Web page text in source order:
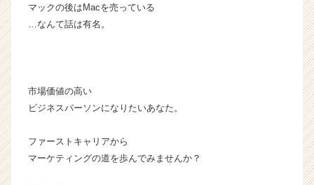
マックの後はMacを売っている
…なんて話は有名。
市場価値の高い
ビジネスパーソンになりたいあなた。
ファーストキャリアから
マーケティングの道を歩んでみませんか？